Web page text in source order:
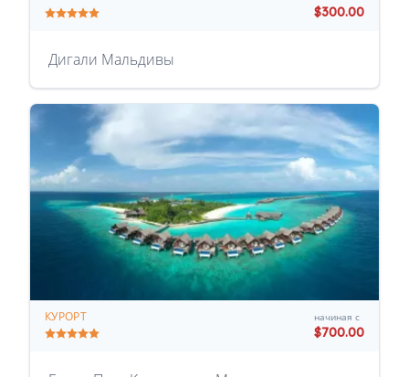
$300.00
Дигали Мальдивы
КУРОРТ начиная с
$700.00